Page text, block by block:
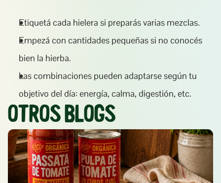
Etiquetá cada hielera si preparás varias mezclas.
Empezá con cantidades pequeñas si no conocés
bien la hierba.
Las combinaciones pueden adaptarse según tu
objetivo del día: energía, calma, digestión, etc.
Otros Blogs